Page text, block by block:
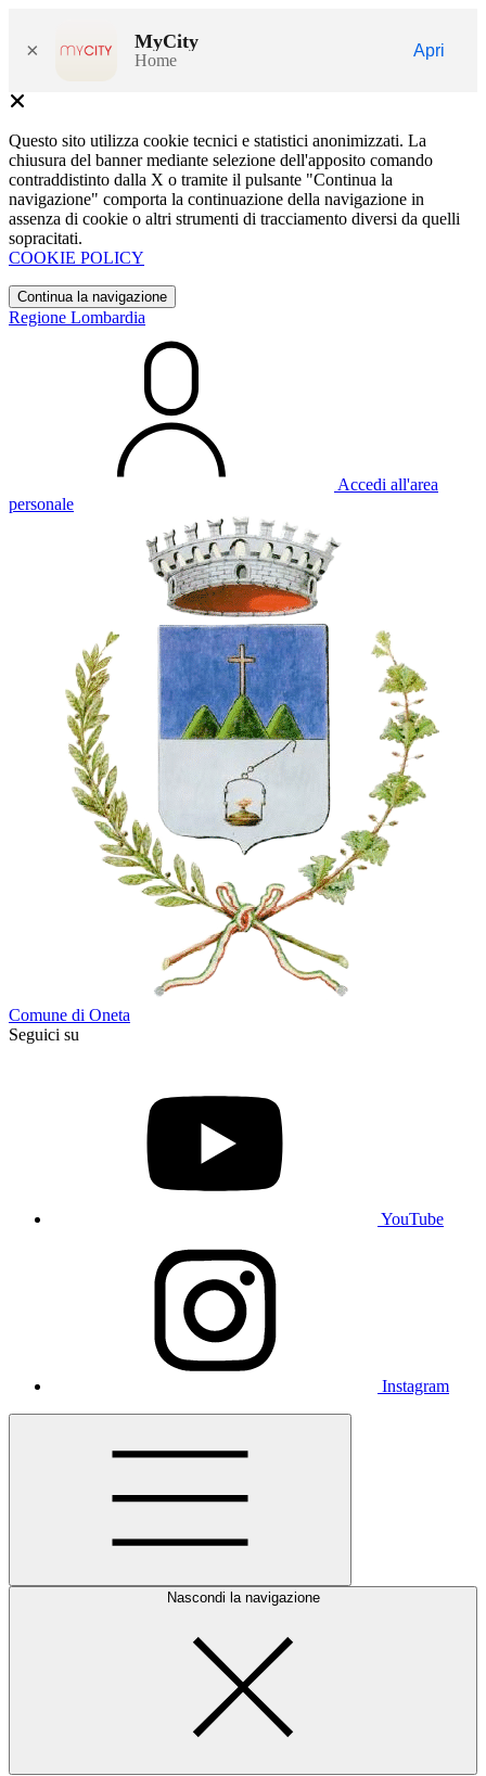
× MyCity
Home
Apri
Questo sito utilizza cookie tecnici e statistici anonimizzati. La
chiusura del banner mediante selezione dell'apposito comando
contraddistinto dalla X o tramite il pulsante "Continua la
navigazione" comporta la continuazione della navigazione in
assenza di cookie o altri strumenti di tracciamento diversi da quelli
sopracitati.
COOKIE POLICY
Continua la navigazione
Regione Lombardia
Accedi all'area
personale
Comune di Oneta
Seguici su
YouTube
Instagram
Nascondi la navigazione